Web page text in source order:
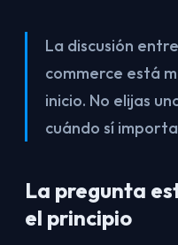
La discusión
commerce está
inicio. No elijas
cuándo sí
La pregunta
el principio